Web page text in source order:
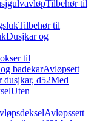
Tilbehør til
Tilbehør til
Dusjkar og
til
badekarAvløpsett
dusjkar, d52Med
Uten
Avløpssett